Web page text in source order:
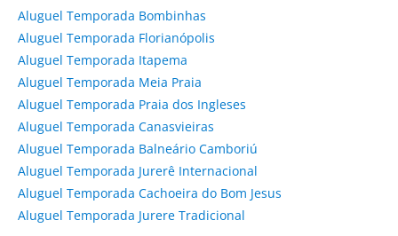
Aluguel Temporada Bombinhas
Aluguel Temporada Florianópolis
Aluguel Temporada Itapema
Aluguel Temporada Meia Praia
Aluguel Temporada Praia dos Ingleses
Aluguel Temporada Canasvieiras
Aluguel Temporada Balneário Camboriú
Aluguel Temporada Jurerê Internacional
Aluguel Temporada Cachoeira do Bom Jesus
Aluguel Temporada Jurere Tradicional